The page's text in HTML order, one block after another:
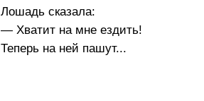
Лошадь сказала:
— Хватит на мне ездить!
Теперь на ней пашут...